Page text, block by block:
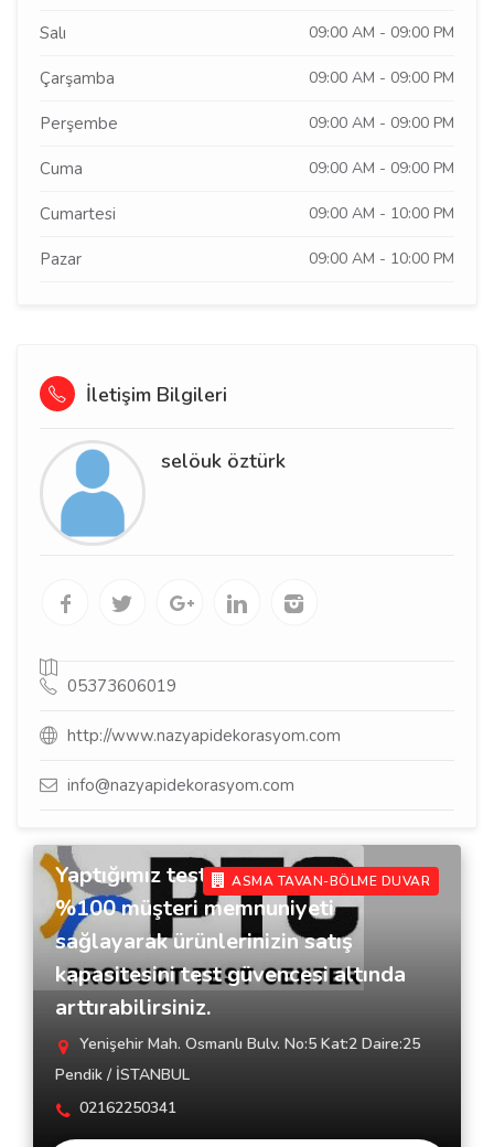
Salı 09:00 AM - 09:00 PM
Çarşamba 09:00 AM - 09:00 PM
Perşembe 09:00 AM - 09:00 PM
Cuma 09:00 AM - 09:00 PM
Cumartesi 09:00 AM - 10:00 PM
Pazar 09:00 AM - 10:00 PM
İletişim Bilgileri
selöuk öztürk
05373606019
http://www.nazyapidekorasyom.com
info@nazyapidekorasyom.com
ASMA TAVAN-BÖLME DUVAR
Yaptığımız testler hizmetleri ile
%100 müşteri memnuniyeti
sağlayarak ürünlerinizin satış
kapasitesini test güvencesi altında
arttırabilirsiniz.
Yenişehir Mah. Osmanlı Bulv. No:5 Kat:2 Daire:25
Pendik / İSTANBUL
02162250341